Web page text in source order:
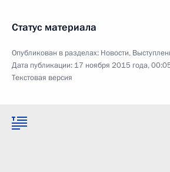
Статус материала
Опубликован в разделах: Новости,
Дата публикации: 17 ноября 2015 года,
Текстовая версия